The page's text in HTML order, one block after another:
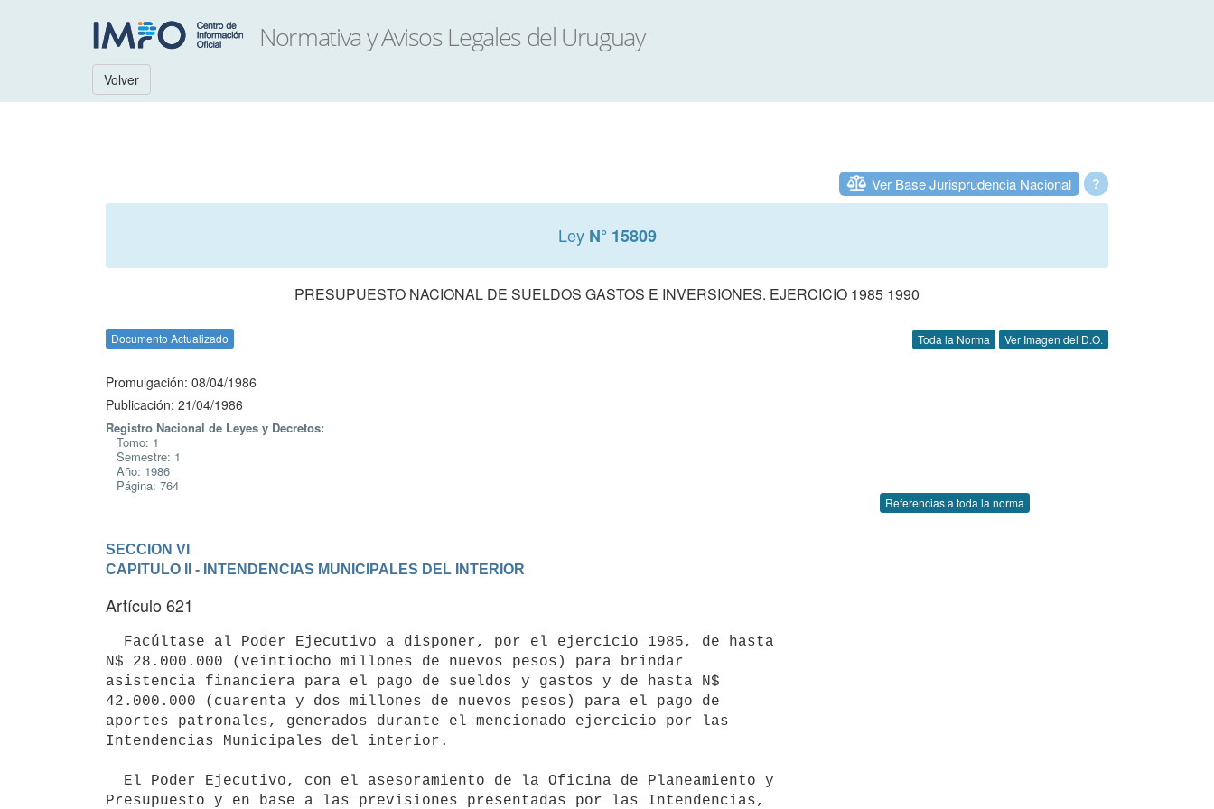
Volver
?
Ver Base Jurisprudencia Nacional
Ley N° 15809
PRESUPUESTO NACIONAL DE SUELDOS GASTOS E INVERSIONES. EJERCICIO 1985 1990
Documento Actualizado Toda la Norma Ver Imagen del D.O.
Promulgación: 08/04/1986
Publicación: 21/04/1986
Registro Nacional de Leyes y Decretos:
Tomo: 1
Semestre: 1
Año: 1986
Página: 764
Referencias a toda la norma
SECCION VI
CAPITULO II - INTENDENCIAS MUNICIPALES DEL INTERIOR
Artículo 621
N$ 28.000.000 (veintiocho millones de nuevos pesos) para brindar
asistencia financiera para el pago de sueldos y gastos y de hasta N$
42.000.000 (cuarenta y dos millones de nuevos pesos) para el pago de
aportes patronales, generados durante el mencionado ejercicio por las
Intendencias Municipales del interior.
Presupuesto y en base a las previsiones presentadas por las Intendencias,